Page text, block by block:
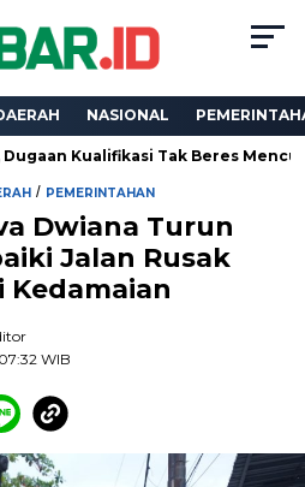
NASIONAL
Tak Beres Mencuat
/ PEMERINTAHAN
Dwiana Turun
Jalan Rusak
Kedamaian
WIB